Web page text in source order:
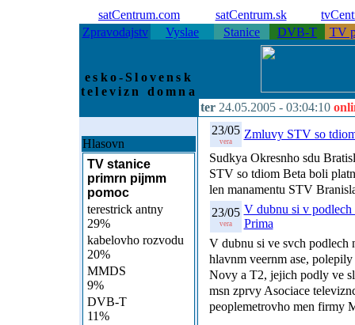
satCentrum.com satCentrum.sk
Zpravodajstv
Vyslae Stanice DVB-T TV
esko-Slovensk
televizn domna
ter 24.05.2005 - 03:04:10
Hlasovn
TV stanice
primrn pijmm
pomoc
terestrick antny
29%
kabelovho rozvodu
20%
MMDS
9%
DVB-T
11%
23/05
vera
Zmluvy STV so
Sudkya Okresnho sdu
STV so tdiom Beta boli
len manamentu STV
23/05
vera
V dubnu si v podlech
Prima
V dubnu si ve svch podlech
hlavnm veernm ase,
Novy a T2, jejich podly ve
msn zprvy Asociace
peoplemetrovho men firmy